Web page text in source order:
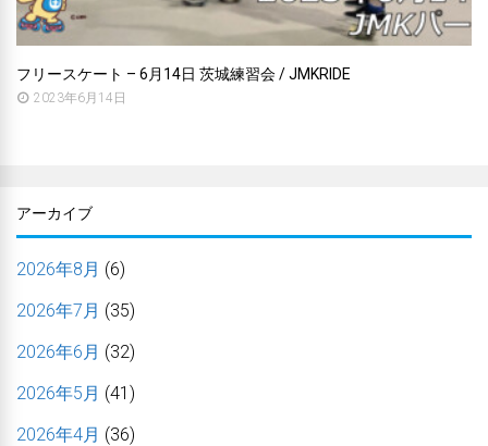
フリースケート – 6月14日 茨城練習会 / JMKRIDE
2023年6月14日
アーカイブ
2026年8月 (6)
2026年7月 (35)
2026年6月 (32)
2026年5月 (41)
2026年4月 (36)